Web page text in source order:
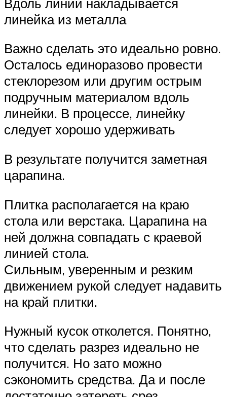
линейка из металла
Важно сделать это идеально ровно.
Осталось единоразово провести
стеклорезом или другим острым
подручным материалом вдоль
линейки. В процессе, линейку
следует хорошо удерживать
В результате получится заметная
царапина.
Плитка располагается на краю
стола или верстака. Царапина на
ней должна совпадать с краевой
линией стола.
Сильным, уверенным и резким
движением рукой следует надавить
на край плитки.
Нужный кусок отколется. Понятно,
что сделать разрез идеально не
получится. Но зато можно
сэкономить средства. Да и после